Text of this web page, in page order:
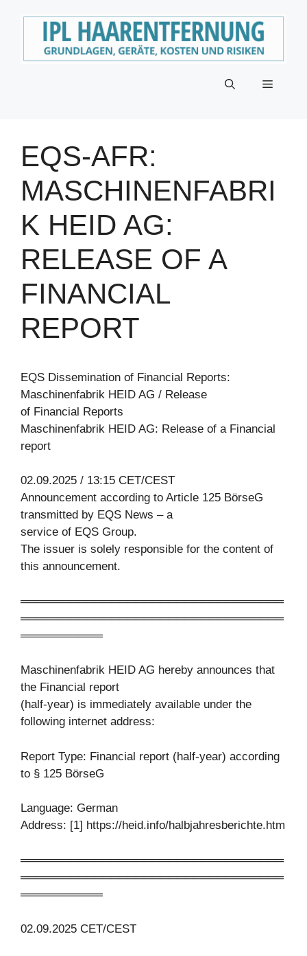
Menü
EQS-AFR:
MASCHINENFABRI
K HEID AG:
RELEASE OF A
FINANCIAL
REPORT
EQS Dissemination of Financial Reports:
Maschinenfabrik HEID AG / Release
of Financial Reports
Maschinenfabrik HEID AG: Release of a Financial
report
02.09.2025 / 13:15 CET/CEST
Announcement according to Article 125 BörseG
transmitted by EQS News – a
service of EQS Group.
The issuer is solely responsible for the content of
this announcement.
════════════════════════════════
════════════════════════════════
══════════
Maschinenfabrik HEID AG hereby announces that
the Financial report
(half-year) is immediately available under the
following internet address:
Report Type: Financial report (half-year) according
to § 125 BörseG
Language: German
Address: [1] https://heid.info/halbjahresberichte.htm
════════════════════════════════
════════════════════════════════
══════════
02.09.2025 CET/CEST